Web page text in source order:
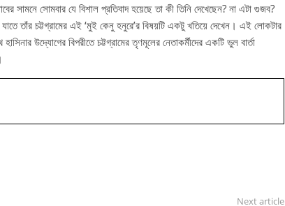
সামনে সোমবার যে বিশাল প্রতিবাদ হয়েছে তা কী তিনি দেখেছেন? না এটা গুজব?
যাতে তাঁর চট্টগ্রামের এই ‘মুই কেনু হনুরে’র বিষয়টি একটু খতিয়ে দেখেন। এই লোকটার
উদ্যোগের বিপরীতে চট্টগ্রামের তৃণমূলের নেতাকর্মীদের একটি ভুল বার্তা
Next article